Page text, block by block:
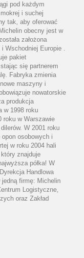
pod każdym
i suchej
tak, aby oferować
obecny jest w
założona
Wschodniej Europie .
pakiet
się partnerem
Fabryka zmienia
maszyny i
nowatorskie
produkcja
w 1998 roku
roku w Warszawie
W 2001 roku
osobowych i
w roku 2004 hali
znajduje
półka! W
Handlowa
jedną firmę: Michelin
Logistyczne,
oraz Zakład